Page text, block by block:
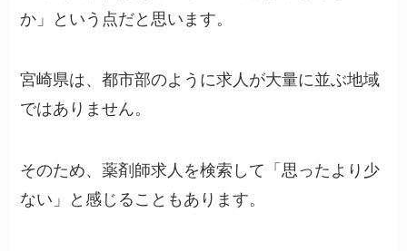
か」という点だと思います。
宮崎県は、都市部のように求人が大量に並ぶ地域
ではありません。
そのため、薬剤師求人を検索して「思ったより少
ない」と感じることもあります。